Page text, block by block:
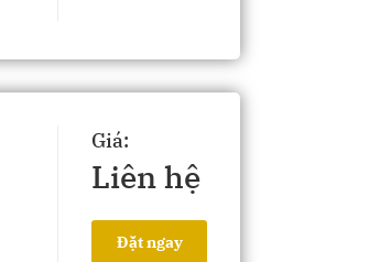
Giá:
Liên hệ
Đặt ngay